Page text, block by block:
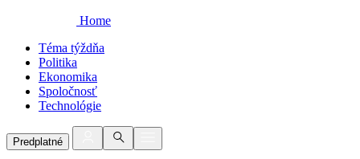
Home
Téma týždňa
Politika
Ekonomika
Spoločnosť
Technológie
Predplatné